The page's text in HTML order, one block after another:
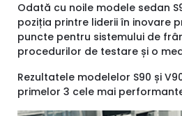
Odată cu noile modele sedan
poziția printre liderii în inovare
puncte pentru sistemului de
procedurilor de testare și o
Rezultatele modelelor S90 și
primelor 3 cele mai